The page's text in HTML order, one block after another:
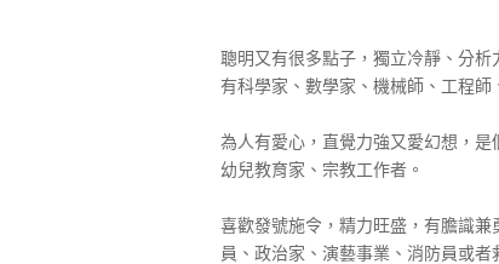
聰明又有很多點子，獨立冷靜、分
有科學家、數學家、機械師、工程師
為人有愛心，直覺力強又愛幻想，是
幼兒教育家、宗教工作者。
喜歡發號施令，精力旺盛，有膽識
員、政治家、演藝事業、消防員或